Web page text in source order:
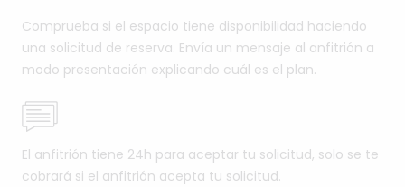
Comprueba si el espacio tiene disponibilidad haciendo
una solicitud de reserva. Envía un mensaje al anfitrión a
modo presentación explicando cuál es el plan.
El anfitrión tiene 24h para aceptar tu solicitud, solo se te
cobrará si el anfitrión acepta tu solicitud.